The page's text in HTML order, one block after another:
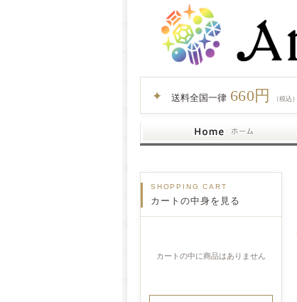
✦ 送料全国一律 660円 （税込）
SHOPPING CART
カートの中身を見る
カートの中に商品はありません